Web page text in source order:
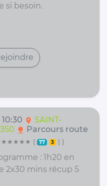
si besoin.
location_on SAINT-
nature Parcours route
( 77 3 | )
: 1h20 en
2x30 mins récup 5